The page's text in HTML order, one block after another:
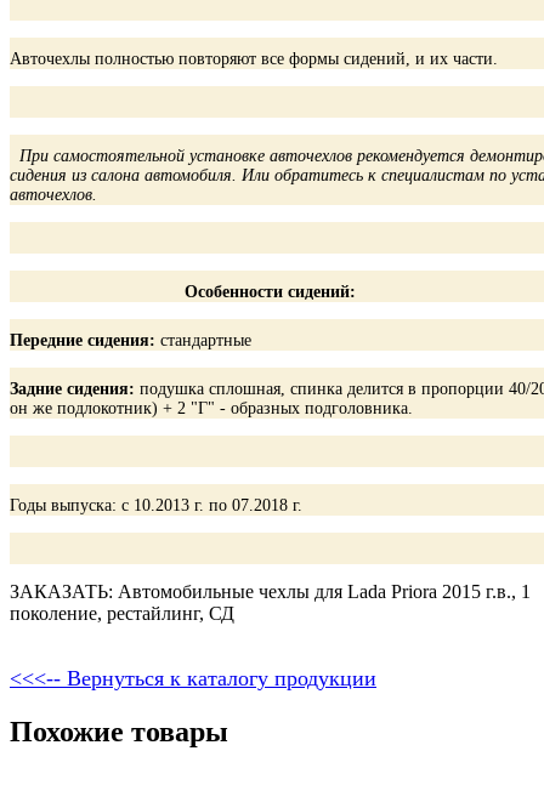
Авточехлы полностью повторяют все формы сидений, и их части.
При самостоятельной установке авточехлов рекомендуется
сидения из салона автомобиля. Или обратитесь к специалистам по
авточехлов.
Особенности сидений:
Передние сидения: стандартные
Задние сидения: подушка сплошная, спинка делится в пропорции 40/
он же подлокотник) + 2 "Г" - образных подголовника.
Годы выпуска: с 10.2013 г. по 07.2018 г.
ЗАКАЗАТЬ: Автомобильные чехлы для Lada Priora 2015 г.в., 1
поколение, рестайлинг, СД
<<<-- Вернуться к каталогу продукции
Похожие товары